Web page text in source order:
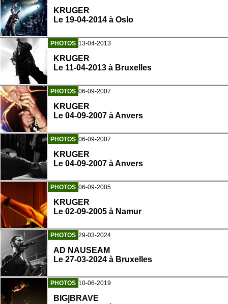
KRUGER
Le 19-04-2014 à Oslo
PHOTOS 13-04-2013
KRUGER
Le 11-04-2013 à Bruxelles
PHOTOS 06-09-2007
KRUGER
Le 04-09-2007 à Anvers
PHOTOS 06-09-2007
KRUGER
Le 04-09-2007 à Anvers
PHOTOS 06-09-2005
KRUGER
Le 02-09-2005 à Namur
PHOTOS 29-03-2024
AD NAUSEAM
Le 27-03-2024 à Bruxelles
PHOTOS 10-06-2019
BIG|BRAVE